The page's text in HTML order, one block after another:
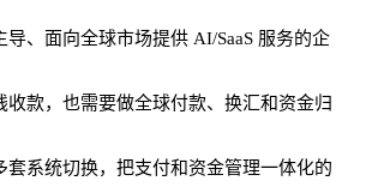
导、面向全球市场提供 AI/SaaS 服务的企
收款，也需要做全球付款、换汇和资金归
套系统切换，把支付和资金管理一体化的